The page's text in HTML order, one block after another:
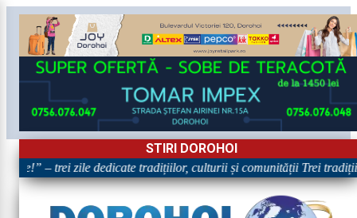
STIRI DOROHOI
– trei zile dedicate tradițiilor, culturii și comunității Trei tradiții.